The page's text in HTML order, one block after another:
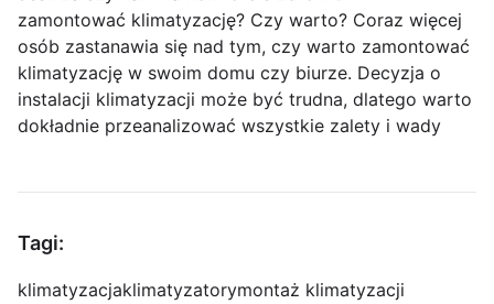
zamontować klimatyzację? Czy warto? Coraz więcej
osób zastanawia się nad tym, czy warto zamontować
klimatyzację w swoim domu czy biurze. Decyzja o
instalacji klimatyzacji może być trudna, dlatego warto
dokładnie przeanalizować wszystkie zalety i wady
Tagi:
klimatyzacjaklimatyzatorymontaż klimatyzacji